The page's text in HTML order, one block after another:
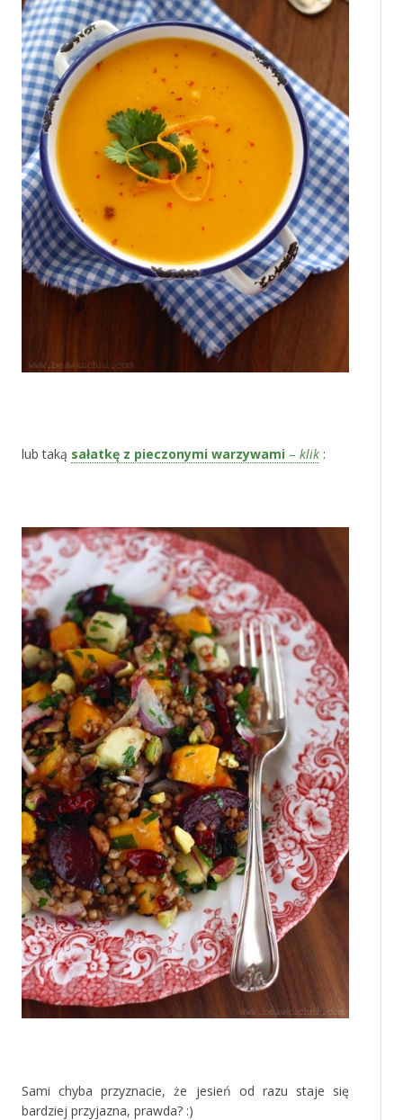
lub taką sałatkę z pieczonymi warzywami – klik :
Sami chyba przyznacie, że jesień od razu staje się
bardziej przyjazna, prawda? :)